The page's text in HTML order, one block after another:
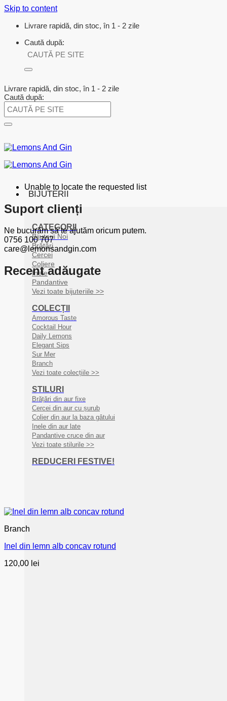
Skip to content
Livrare rapidă, din stoc, în 1 - 2 zile
Caută după:
Livrare rapidă, din stoc, în 1 - 2 zile
Caută după:
BIJUTERII
CATEGORII
Bijuterii Noi
Brățări
Cercei
Coliere
Inele
Pandantive
Vezi toate bijuteriile >>
COLECȚII
Amorous Taste
Cocktail Hour
Daily Lemons
Elegant Sips
Sur Mer
Branch
Vezi toate colecțiile >>
STILURI
Brățări din aur fixe
Cercei din aur cu șurub
Colier din aur la baza gâtului
Inele din aur late
Pandantive cruce din aur
Vezi toate stilurile >>
REDUCERI FESTIVE!
Unable to locate the requested list
Suport clienți
Ne bucurăm să te ajutăm oricum putem.
0756 100 707
care@lemonsandgin.com
Recent adăugate
Branch
Inel din lemn alb concav rotund
120,00 lei